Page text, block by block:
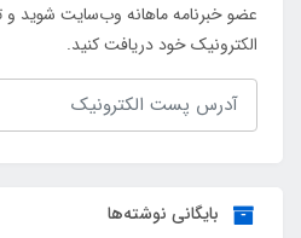
عضو خبرنامه ماهانه وب‌سایت شوید و
الکترونیک خود دریافت کنید.
بایگانی نوشته‌ها